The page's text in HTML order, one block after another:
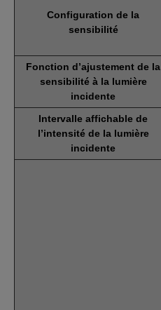
Configuration de la
sensibilité
Fonction d’ajustement de la
sensibilité à la lumière
incidente
Intervalle affichable de
l’intensité de la lumière
incidente